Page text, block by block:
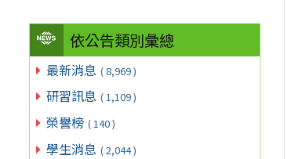
依公告類別彙總
最新消息 ( 8,969 )
研習訊息 ( 1,109 )
榮譽榜 ( 140 )
學生消息 ( 2,044 )